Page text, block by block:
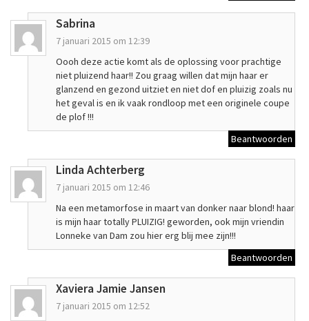
Sabrina
7 januari 2015 om 12:39
Oooh deze actie komt als de oplossing voor prachtige
niet pluizend haar!! Zou graag willen dat mijn haar er
glanzend en gezond uitziet en niet dof en pluizig zoals nu
het geval is en ik vaak rondloop met een originele coupe
de plof !!!
Beantwoorden
Linda Achterberg
7 januari 2015 om 12:46
Na een metamorfose in maart van donker naar blond! haar
is mijn haar totally PLUIZIG! geworden, ook mijn vriendin
Lonneke van Dam zou hier erg blij mee zijn!!!
Beantwoorden
Xaviera Jamie Jansen
7 januari 2015 om 12:52